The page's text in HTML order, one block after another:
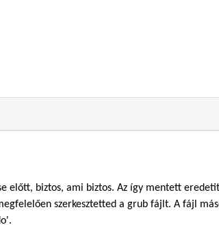
előtt, biztos, ami biztos. Az így mentett eredetit
szerkesztetted a grub fájlt. A fájl